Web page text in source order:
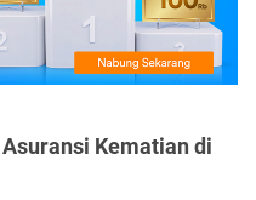
Kematian di